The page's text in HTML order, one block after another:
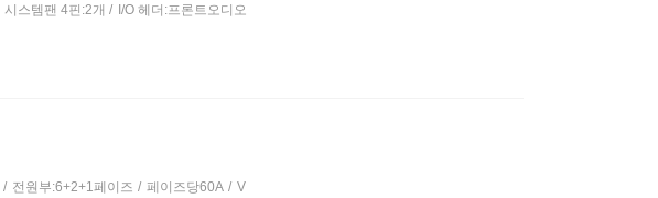
시스템팬 4핀:2개
I/O 헤더:프론트오디오
전원부:6+2+1페이즈 페이즈당60A V